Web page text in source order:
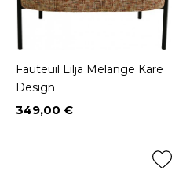
Fauteuil Lilja Melange Kare
Design
Prix
349,00 €